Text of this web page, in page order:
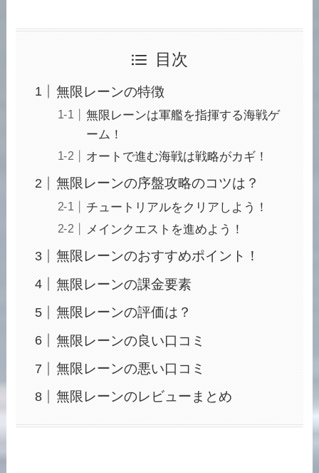
目次
無限レーンの特徴
無限レーンは軍艦を指揮する海戦ゲ
ーム！
オートで進む海戦は戦略がカギ！
無限レーンの序盤攻略のコツは？
チュートリアルをクリアしよう！
メインクエストを進めよう！
無限レーンのおすすめポイント！
無限レーンの課金要素
無限レーンの評価は？
無限レーンの良い口コミ
無限レーンの悪い口コミ
無限レーンのレビューまとめ